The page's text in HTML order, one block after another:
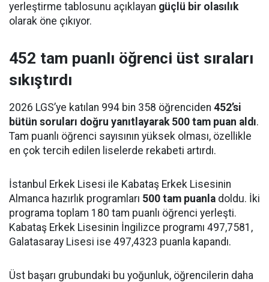
yerleştirme tablosunu açıklayan güçlü bir olasılık
olarak öne çıkıyor.
452 tam puanlı öğrenci üst sıraları
sıkıştırdı
2026 LGS’ye katılan 994 bin 358 öğrenciden 452’si
bütün soruları doğru yanıtlayarak 500 tam puan aldı.
Tam puanlı öğrenci sayısının yüksek olması, özellikle
en çok tercih edilen liselerde rekabeti artırdı.
İstanbul Erkek Lisesi ile Kabataş Erkek Lisesinin
Almanca hazırlık programları 500 tam puanla doldu. İki
programa toplam 180 tam puanlı öğrenci yerleşti.
Kabataş Erkek Lisesinin İngilizce programı 497,7581,
Galatasaray Lisesi ise 497,4323 puanla kapandı.
Üst başarı grubundaki bu yoğunluk, öğrencilerin daha